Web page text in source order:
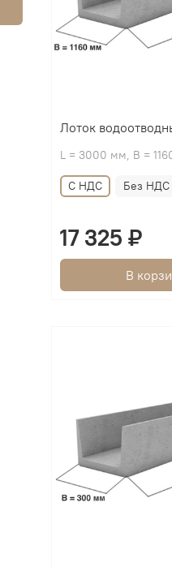
Лоток
L = 3000 мм, B =
С НДС Без НДС
17 325 ₽
В